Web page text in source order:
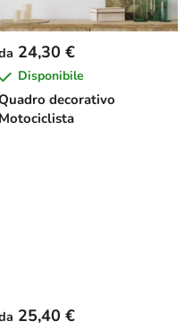
decorativo
Motociclista
24,30 €
Disponibile
25,40 €